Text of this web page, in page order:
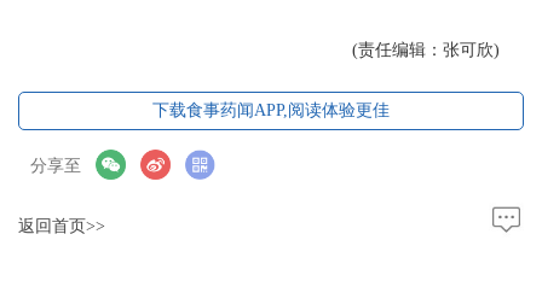
(责任编辑：张可欣)
下载食事药闻APP,阅读体验更佳
分享至
返回首页>>